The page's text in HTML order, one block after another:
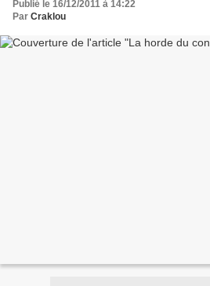
Publié le 16/12/2011 à 14:22
Par Craklou